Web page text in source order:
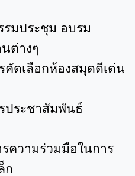
รมประชุม อบรม
ต่างๆ
คัดเลือกห้องสมุดดีเด่น
ประชาสัมพันธ์
รความร่วมมือในการ
ก